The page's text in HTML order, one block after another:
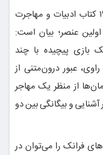
مطهری راد گفت: سورن فرانک در صفحه ۱۹ کتاب ادبیات و مهاجرت
عنصر؛ بیان است:
بازی پیچیده با چند
عبور درون‌متنی از
از منظر یک مهاجر
و بیگانگی بین دو
فرانک را می‌توان در